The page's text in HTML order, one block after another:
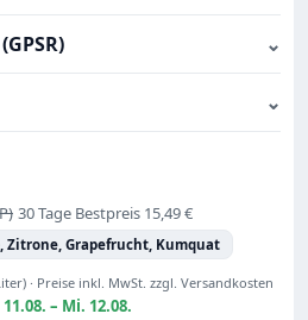
⌄
⌄
30 Tage Bestpreis 15,49 €
Zitrone, Grapefrucht, Kumquat
· Preise inkl. MwSt. zzgl. Versandkosten
– Mi. 12.08.